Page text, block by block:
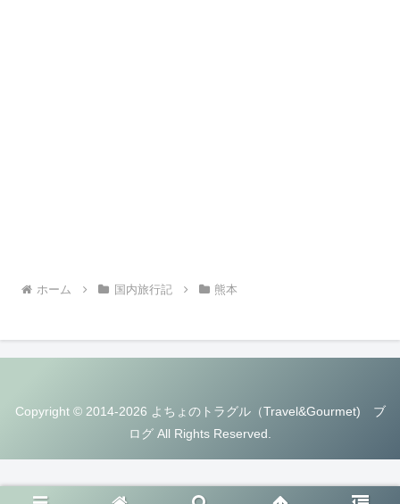
ホーム 国内旅行記 熊本
Copyright © 2014-2026 よちょのトラグル（Travel&Gourmet) ブ
ログ All Rights Reserved.